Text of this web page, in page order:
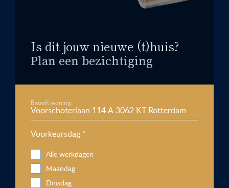
Is dit jouw nieuwe (t)huis?
Plan een bezichtiging
Betreft woning:
Voorkeursdag *
Alle werkdagen
Maandag
Dinsdag